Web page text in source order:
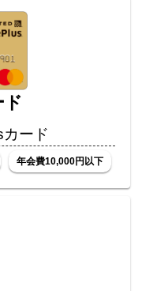
ド
ード
年会費10,000円以下